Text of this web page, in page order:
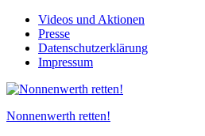
Skip
content
Videos und Aktionen
Presse
Datenschutzerklärung
Impressum
Nonnenwerth retten!